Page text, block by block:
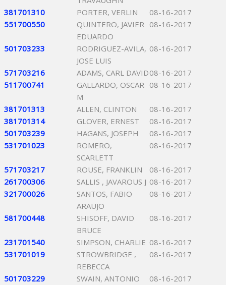
381701310 PORTER, VERLIN
08-16-2017
551700550
QUINTERO, JAVIER
EDUARDO
08-16-2017
501703233
RODRIGUEZ-AVILA,
JOSE LUIS
08-16-2017
571703216 ADAMS, CARL DAVID08-16-2017
511700741
GALLARDO, OSCAR
M
08-16-2017
381701313 ALLEN, CLINTON
08-16-2017
381701314
GLOVER, ERNEST
08-16-2017
501703239
HAGANS, JOSEPH
08-16-2017
531701023
ROMERO,
SCARLETT
08-16-2017
571703217 ROUSE, FRANKLIN
08-16-2017
261700306
SALLIS , JAVAROUS J 08-16-2017
321700026
SANTOS, FABIO
ARAUJO
08-16-2017
581700448
SHISOFF, DAVID
BRUCE
08-16-2017
231701540 SIMPSON, CHARLIE 08-16-2017
531701019
STROWBRIDGE ,
REBECCA
08-16-2017
501703229 SWAIN, ANTONIO
08-16-2017